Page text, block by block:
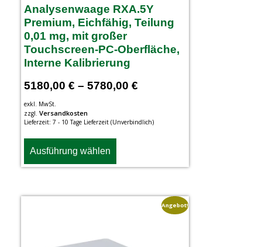
Analysenwaage RXA.5Y
Premium, Eichfähig, Teilung
0,01 mg, mit großer
Touchscreen-PC-Oberfläche,
Interne Kalibrierung
5180,00 € – 5780,00 €
exkl. MwSt.
zzgl. Versandkosten
Lieferzeit: 7 - 10 Tage Lieferzeit (Unverbindlich)
Ausführung wählen
Angebot!